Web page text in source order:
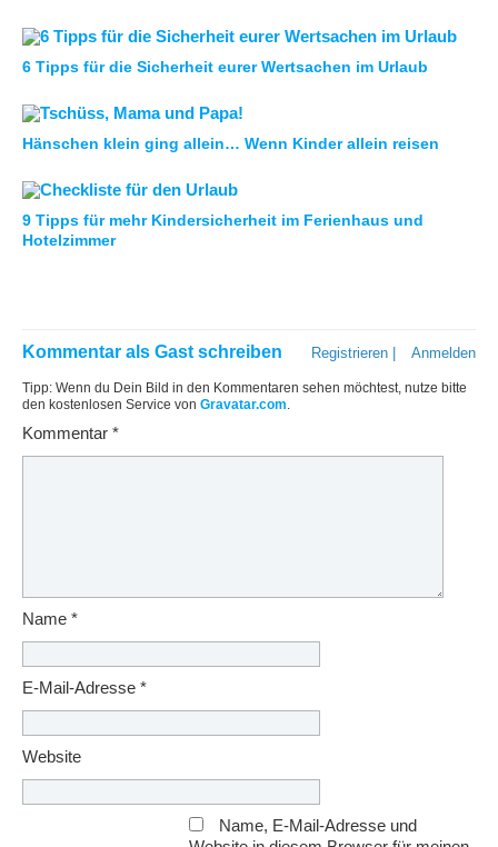
6 Tipps für die Sicherheit eurer Wertsachen im Urlaub
Hänschen klein ging allein… Wenn Kinder allein reisen
9 Tipps für mehr Kindersicherheit im Ferienhaus und
Hotelzimmer
Anmelden
Registrieren
Kommentar als Gast schreiben
Tipp: Wenn du Dein Bild in den Kommentaren sehen möchtest, nutze bitte
den kostenlosen Service von Gravatar.com
Kommentar *
Name *
E-Mail-Adresse *
Website
Name, E-Mail-Adresse und